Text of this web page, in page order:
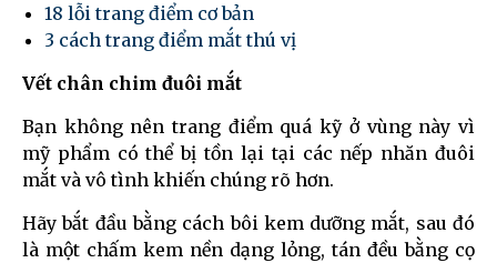
18 lỗi trang điểm cơ bản
3 cách trang điểm mắt thú vị
Vết chân chim đuôi mắt
Bạn không nên trang điểm quá kỹ ở vùng này vì
mỹ phẩm có thể bị tồn lại tại các nếp nhăn đuôi
mắt và vô tình khiến chúng rõ hơn.
Hãy bắt đầu bằng cách bôi kem dưỡng mắt, sau đó
là một chấm kem nền dạng lỏng, tán đều bằng cọ